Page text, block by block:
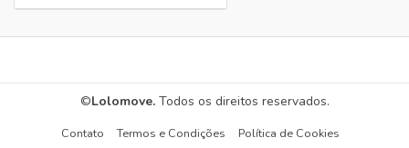
©Lolomove. Todos os direitos reservados.
Contato Termos e Condições Política de Cookies